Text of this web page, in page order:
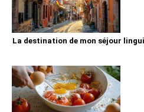
La destination de mon séjour